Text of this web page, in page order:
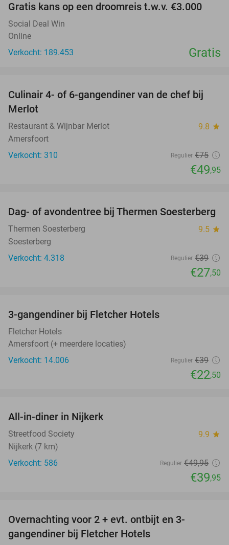
Gratis kans op een droomreis t.w.v. €3.000
Social Deal Win
Online
Verkocht: 189.453
Gratis
33%
Culinair 4- of 6-gangendiner van de chef bij
Merlot
Restaurant & Wijnbar Merlot 9.8 star
Amersfoort
Verkocht: 310
Regulier €75
€49,95
29%
Dag- of avondentree bij Thermen Soesterberg
Thermen Soesterberg 9.5 star
Soesterberg
Verkocht: 4.318
Regulier €39
€27,50
3-gangendiner bij Fletcher Hotels
Fletcher Hotels
Amersfoort (+ meerdere locaties)
Verkocht: 14.006
Regulier €39
€22,50
All-in-diner in Nijkerk
Streetfood Society 9.9 star
Nijkerk (7 km)
Verkocht: 586
Regulier €49,95
€39,95
Overnachting voor 2 + evt. ontbijt en 3-
gangendiner bij Fletcher Hotels